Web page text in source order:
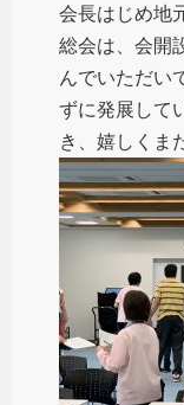
会長はじめ地
総会は、会開
んでいただい
ずに発展して
き、嬉しくま